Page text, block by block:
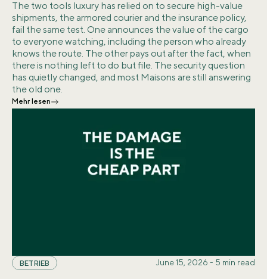
The two tools luxury has relied on to secure high-value
shipments, the armored courier and the insurance policy,
fail the same test. One announces the value of the cargo
to everyone watching, including the person who already
knows the route. The other pays out after the fact, when
there is nothing left to do but file. The security question
has quietly changed, and most Maisons are still answering
the old one.
Mehr lesen
BETRIEB June 15, 2026 - 5 min read